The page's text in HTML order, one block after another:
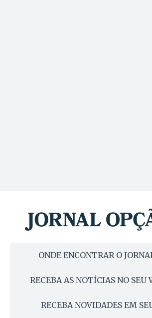
ONDE ENCONTRAR O
RECEBA AS NOTÍCIAS NO SEU
RECEBA NOVIDADES EM